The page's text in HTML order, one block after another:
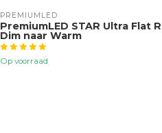
PREMIUMLED
PremiumLED STAR Ultra Flat
Dim naar Warm
Op voorraad